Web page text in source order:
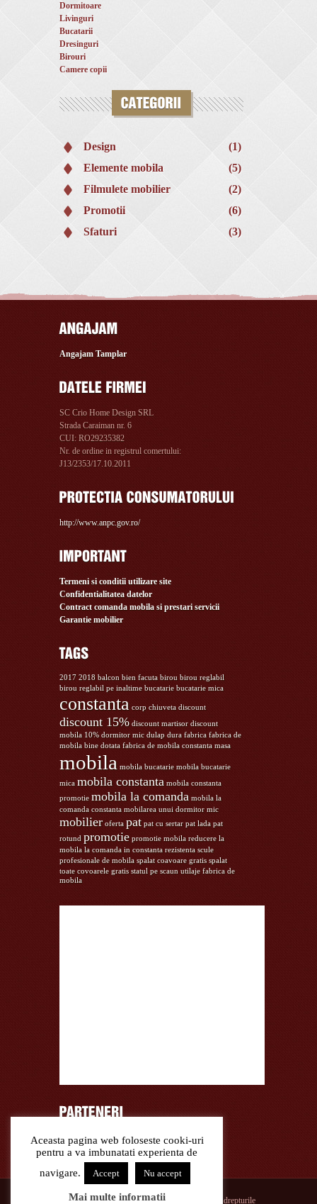
Dormitoare
Livinguri
Bucatarii
Dresinguri
Birouri
Camere copii
Design
(1)
Elemente mobila
(5)
Filmulete mobilier
(2)
Promotii
(6)
Sfaturi
(3)
Angajam Tamplar
SC Crio Home Design SRL
Strada Caraiman nr. 6
CUI: RO29235382
Nr. de ordine in registrul comertului:
J13/2353/17.10.2011
http://www.anpc.gov.ro/
Termeni si conditii utilizare site
Confidentialitatea datelor
Contract comanda mobila si prestari servicii
Garantie mobilier
2017 2018 balcon bien facuta birou birou reglabil
birou reglabil pe inaltime bucatarie bucatarie mica
constanta corp chiuveta discount
discount 15% discount martisor discount
mobila 10% dormitor mic dulap dura fabrica fabrica de
mobila bine dotata fabrica de mobila constanta masa
mobila mobila bucatarie mobila bucatarie
mica mobila constanta mobila constanta
promotie mobila la comanda mobila la
comanda constanta mobilarea unui dormitor mic
mobilier oferta pat pat cu sertar pat lada pat
rotund promotie promotie mobila reducere la
mobila la comanda in constanta rezistenta scule
profesionale de mobila spalat coavoare gratis spalat
toate covoarele gratis statul pe scaun utilaje fabrica de
mobila
Curatare covoare lana, covoare matase
© 2026 Mobila la Comanda in Constanta. Toate drepturile
Aceasta pagina web foloseste cooki-uri
pentru a va imbunatati experienta de
navigare.
Accept Nu accept
Mai multe informatii